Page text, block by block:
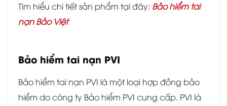
Tìm hiểu chi tiết sản phẩm tại đây: Bảo hiểm tai
nạn Bảo Việt
Bảo hiểm tai nạn PVI
Bảo hiểm tai nạn PVI là một loại hợp đồng bảo
hiểm do công ty Bảo hiểm PVI cung cấp. PVI là